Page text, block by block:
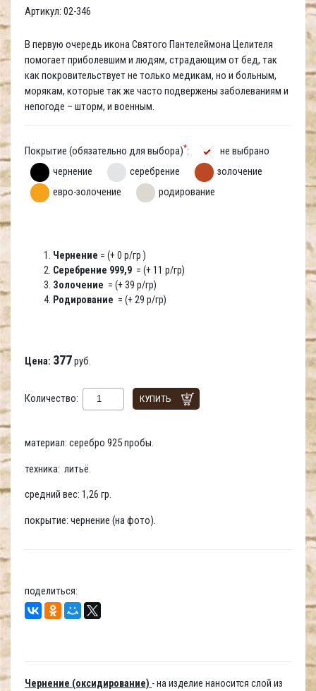
Артикул: 02-346
В первую очередь икона Святого Пантелеймона Целителя
помогает приболевшим и людям, страдающим от бед, так
как покровительствует не только медикам, но и больным,
морякам, которые так же часто подвержены заболеваниям и
непогоде – шторм, и военным.
Покрытие (обязательно для выбора)*:
не выбрано
чернение
серебрение
золочение
евро-золочение
родирование
Чернение = (+ 0 р/гр )
Серебрение 999,9 = (+ 11 р/гр)
Золочение = (+ 39 р/гр)
Родирование = (+ 29 р/гр)
Цена: 377руб.
Количество: КУПИТЬ
материал: серебро 925 пробы.
техника: литьё.
средний вес: 1,26 гр.
покрытие: чернение (на фото).
поделиться:
Чернение (оксидирование) - на изделие наносится слой из